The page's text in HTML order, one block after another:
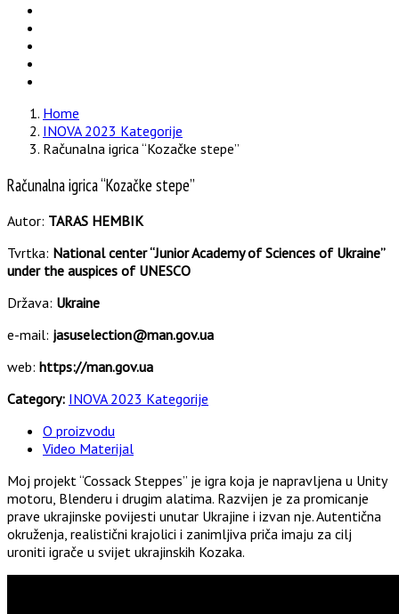
Home
INOVA 2023 Kategorije
Računalna igrica “Kozačke stepe”
Računalna igrica “Kozačke stepe”
Autor: TARAS HEMBIK
Tvrtka: National center “Junior Academy of Sciences of Ukraine”
under the auspices of UNESCO
Država: Ukraine
e-mail: jasuselection@man.gov.ua
web: https://man.gov.ua
Category: INOVA 2023 Kategorije
O proizvodu
Video Materijal
Moj projekt “Cossack Steppes” je igra koja je napravljena u Unity
motoru, Blenderu i drugim alatima. Razvijen je za promicanje
prave ukrajinske povijesti unutar Ukrajine i izvan nje. Autentična
okruženja, realistični krajolici i zanimljiva priča imaju za cilj
uroniti igrače u svijet ukrajinskih Kozaka.